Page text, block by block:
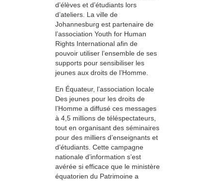
d’élèves et d’étudiants lors
d’ateliers. La ville de
Johannesburg est partenaire de
l’association Youth for Human
Rights International afin de
pouvoir utiliser l’ensemble de ses
supports pour sensibiliser les
jeunes aux droits de l’Homme.
En Équateur, l’association locale
Des jeunes pour les droits de
l’Homme a diffusé ces messages
à 4,5 millions de téléspectateurs,
tout en organisant des séminaires
pour des milliers d’enseignants et
d’étudiants. Cette campagne
nationale d’information s’est
avérée si efficace que le ministère
équatorien du Patrimoine a